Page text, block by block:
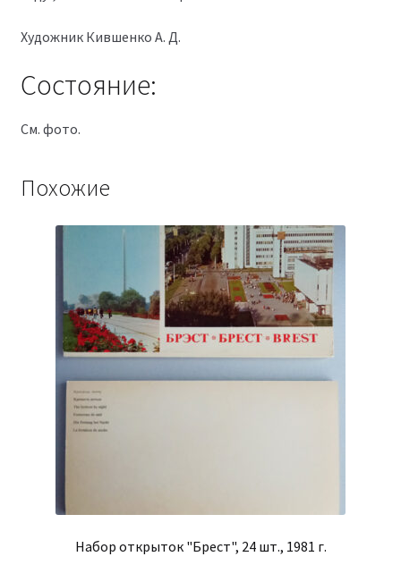
Художник Кившенко А. Д.
Состояние:
См. фото.
Похожие
Набор открыток "Брест", 24 шт., 1981 г.